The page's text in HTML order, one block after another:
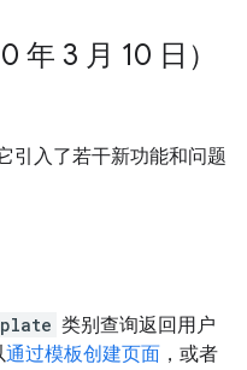
年 3 月 10 日）
引入了若干新功能和问题
类别查询返回用户
通过模板创建页面 ，或者